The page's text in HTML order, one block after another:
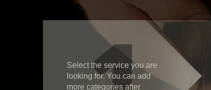
Select the service you are
looking for. You can add
more categories after